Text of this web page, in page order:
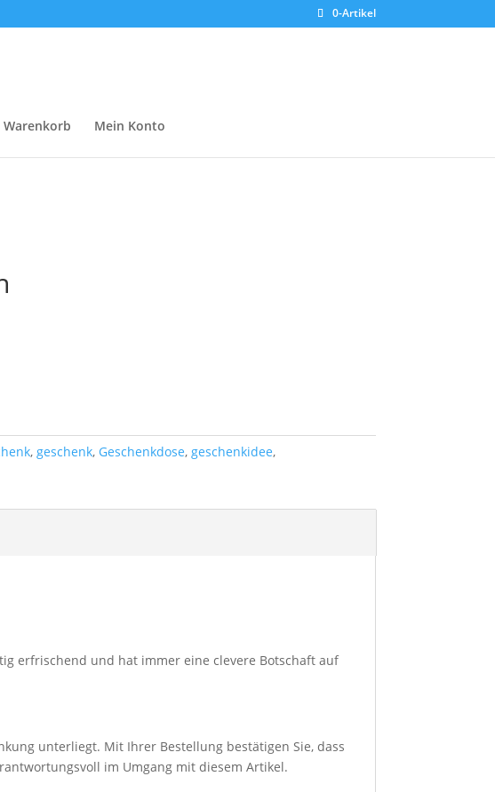
0-Artikel
Warenkorb Mein Konto
,geschenk, Geschenkdose,geschenkidee,
erfrischend und hat immer eine clevere Botschaft auf
unterliegt. Mit Ihrer Bestellung bestätigen Sie, dass
im Umgang mit diesem Artikel.